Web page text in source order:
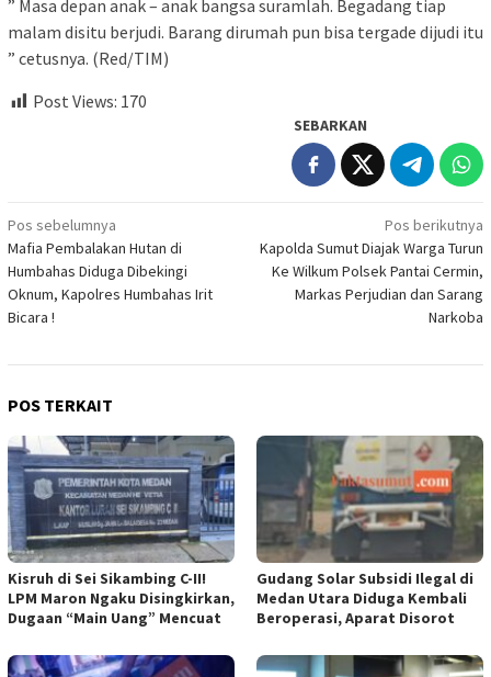
” Masa depan anak – anak bangsa suramlah. Begadang tiap
malam disitu berjudi. Barang dirumah pun bisa tergade dijudi itu
” cetusnya. (Red/TIM)
Post Views: 170
SEBARKAN
Navigasi
pos
Pos sebelumnya
Mafia Pembalakan Hutan di
Humbahas Diduga Dibekingi
Oknum, Kapolres Humbahas Irit
Bicara !
Pos berikutnya
Kapolda Sumut Diajak Warga Turun
Ke Wilkum Polsek Pantai Cermin,
Markas Perjudian dan Sarang
Narkoba
POS TERKAIT
Kisruh di Sei Sikambing C-II!
LPM Maron Ngaku Disingkirkan,
Dugaan “Main Uang” Mencuat
Gudang Solar Subsidi Ilegal di
Medan Utara Diduga Kembali
Beroperasi, Aparat Disorot